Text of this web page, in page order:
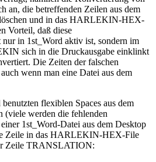
an, die betreffenden Zeilen aus dem
und in das HARLEKIN-HEX-
Vorteil, daß diese
in 1st_Word aktiv ist, sondern im
sich in die Druckausgabe einklinkt
Die Zeiten der falschen
wenn man eine Datei aus dem
flexiblen Spaces aus dem
(viele werden die fehlenden
1st_Word-Datei aus dem Desktop
Zeile in das HARLEKIN-HEX-File
Zeile TRANSLATION: